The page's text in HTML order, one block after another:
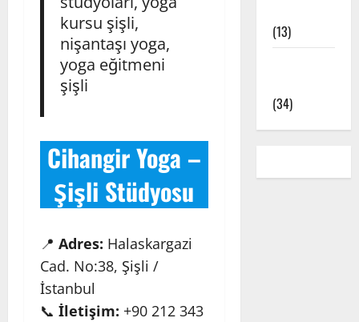
kursu şişli,
nişantaşı yoga,
yoga eğitmeni
şişli
Cihangir Yoga –
Şişli Stüdyosu
📍 Adres: Halaskargazi
Cad. No:38, Şişli /
İstanbul
📞 İletişim: +90 212 343
(13)
(34)